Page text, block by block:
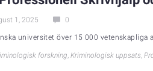
1, 2025 0
universitet över 15 000
forskning, Kriminologisk uppsats,